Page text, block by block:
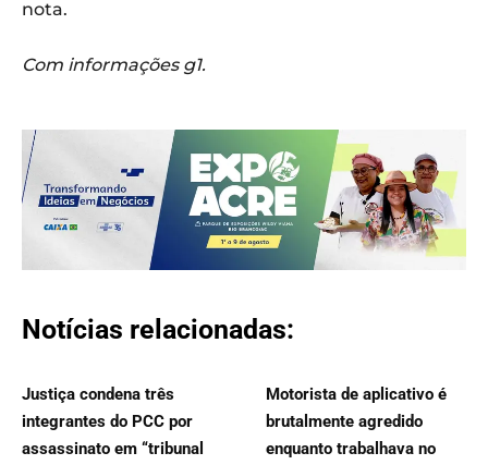
nota.
Com informações g1.
Notícias relacionadas:
Justiça condena três
integrantes do PCC por
assassinato em “tribunal
Motorista de aplicativo é
brutalmente agredido
enquanto trabalhava no